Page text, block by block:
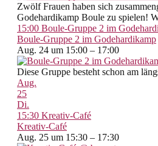
Zwölf Frauen haben sich
Godehardikamp Boule zu spielen!
15:00 Boule-Gruppe 2 im
Boule-Gruppe 2 im Godehardikamp
Aug. 24 um 15:00 – 17:00
Diese Gruppe besteht schon am
Aug.
25
Di.
15:30 Kreativ-Café
Kreativ-Café
Aug. 25 um 15:30 – 17:30